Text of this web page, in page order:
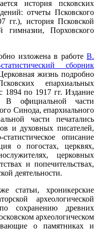
история псковских
отчеты Псковского
гг.), история Псковской
гимназии, Порховского
изложена в работе В.
сборник
жизнь подробно
епархиальных
1894 по 1917 гг. Издание
официальной части
Синода, епархиального
части печатались
и духовных писателей,
описание
о погостах, церквях,
церковных
и попечительствах,
деятельности.
статьи, хроникерские
археологической
сохранению древних
археологическом
о памятниках и